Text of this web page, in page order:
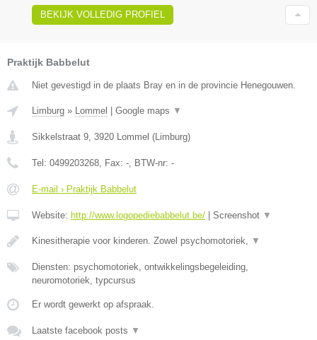
BEKIJK VOLLEDIG PROFIEL
Praktijk Babbelut
Niet gevestigd in de plaats Bray en in de provincie Henegouwen.
Limburg » Lommel Google maps ▼
Sikkelstraat 9 3920 Lommel ( Limburg)
Tel: 0499203268 , Fax: - , BTW-nr: -
E-mail › Praktijk Babbelut
Website: http://www.logopediebabbelut.be/ Screenshot ▼
Kinesitherapie voor kinderen. Zowel psychomotoriek, ▼
Diensten: psychomotoriek, ontwikkelingsbegeleiding,
neuromotoriek, typcursus
Er wordt gewerkt op afspraak.
Laatste facebook posts ▼